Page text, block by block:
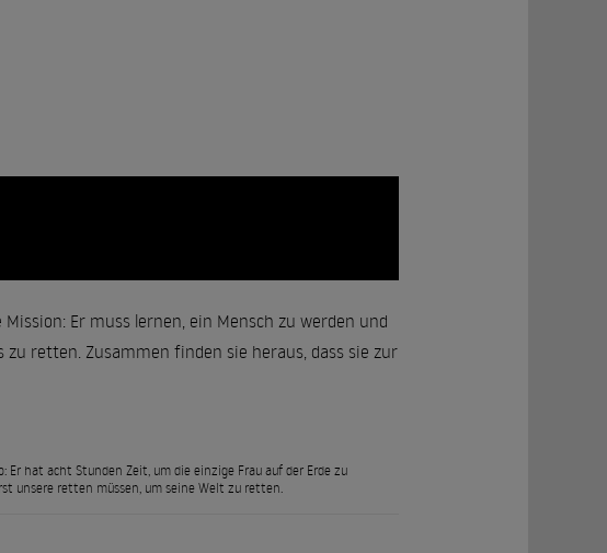
Er muss lernen, ein Mensch zu werden und
retten. Zusammen finden sie heraus, dass sie zur
hat acht Stunden Zeit, um die einzige Frau auf der Erde zu
unsere retten müssen, um seine Welt zu retten.